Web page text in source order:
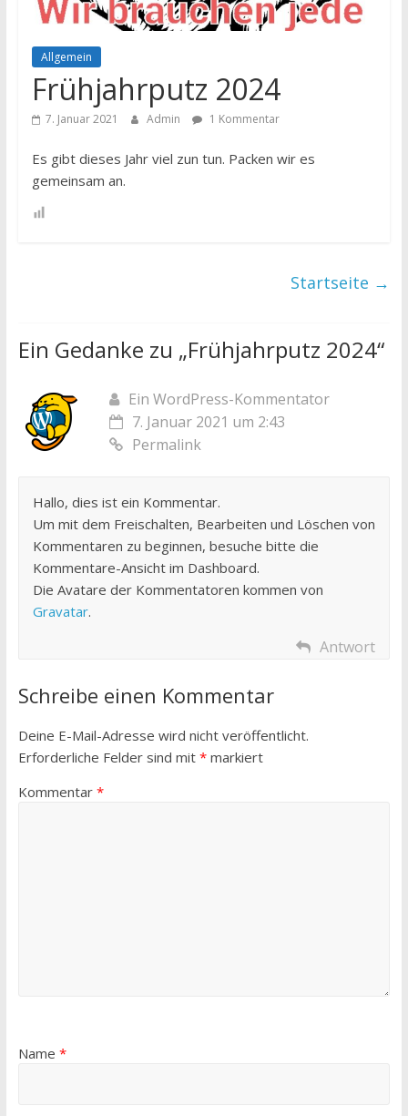
Allgemein
Frühjahrputz 2024
7. Januar 2021 Admin 1 Kommentar
Es gibt dieses Jahr viel zun tun. Packen wir es
gemeinsam an.
Startseite →
Ein Gedanke zu „Frühjahrputz 2024“
Ein WordPress-Kommentator
7. Januar 2021 um 2:43
Permalink
Hallo, dies ist ein Kommentar.
Um mit dem Freischalten, Bearbeiten und Löschen von
Kommentaren zu beginnen, besuche bitte die
Kommentare-Ansicht im Dashboard.
Die Avatare der Kommentatoren kommen von
Gravatar.
Antwort
Schreibe einen Kommentar
Deine E-Mail-Adresse wird nicht veröffentlicht.
Erforderliche Felder sind mit *markiert
Kommentar *
Name *